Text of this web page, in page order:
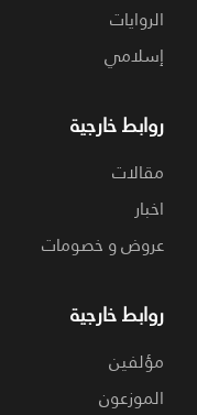
الروايات
إسلامي
روابط خارجية
مقالات
اخبار
عروض و خصومات
روابط خارجية
مؤلفين
الموزعون